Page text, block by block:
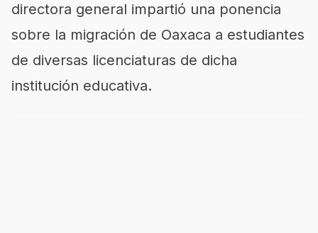
directora general impartió una ponencia
sobre la migración de Oaxaca a estudiantes
de diversas licenciaturas de dicha
institución educativa.